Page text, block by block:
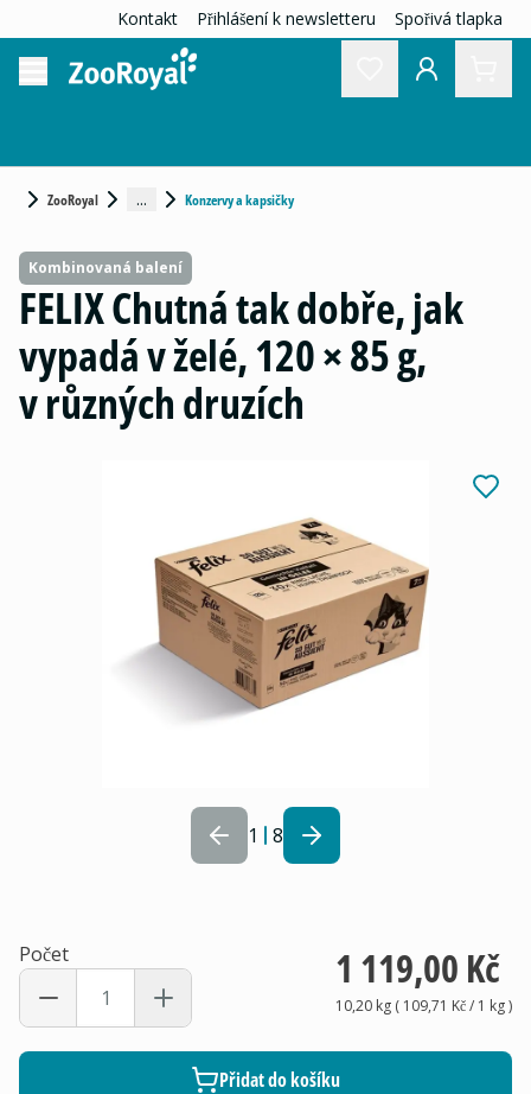
Kontakt Přihlášení k newsletteru Spořivá tlapka
ZooRoyal ... Konzervy a kapsičky
1 8
Kombinovaná balení
FELIX Chutná tak dobře, jak
vypadá v želé, 120 × 85 g,
v různých druzích
Počet 1 119,00 Kč
10,20 kg( 109,71 Kč/ 1 kg)
Přidat do košíku